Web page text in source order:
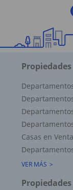
Casas en
VER MÁS